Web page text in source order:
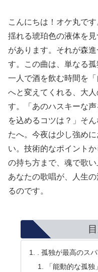
こんにちは！オケ丸で
揺れる琥珀色の液体を
があります。それが森
す。この曲は、単なる
一人で酒を飲む時間を
へと変えてくれる、大
す。「あのハスキーな
を込めるコツは？」そ
たへ。今夜は少し強め
い。技術的なポイント
の持ち方まで、魂で歌
あなたの歌唱が、人生
るのです。
. 孤独が最高のス
「能動的な孤